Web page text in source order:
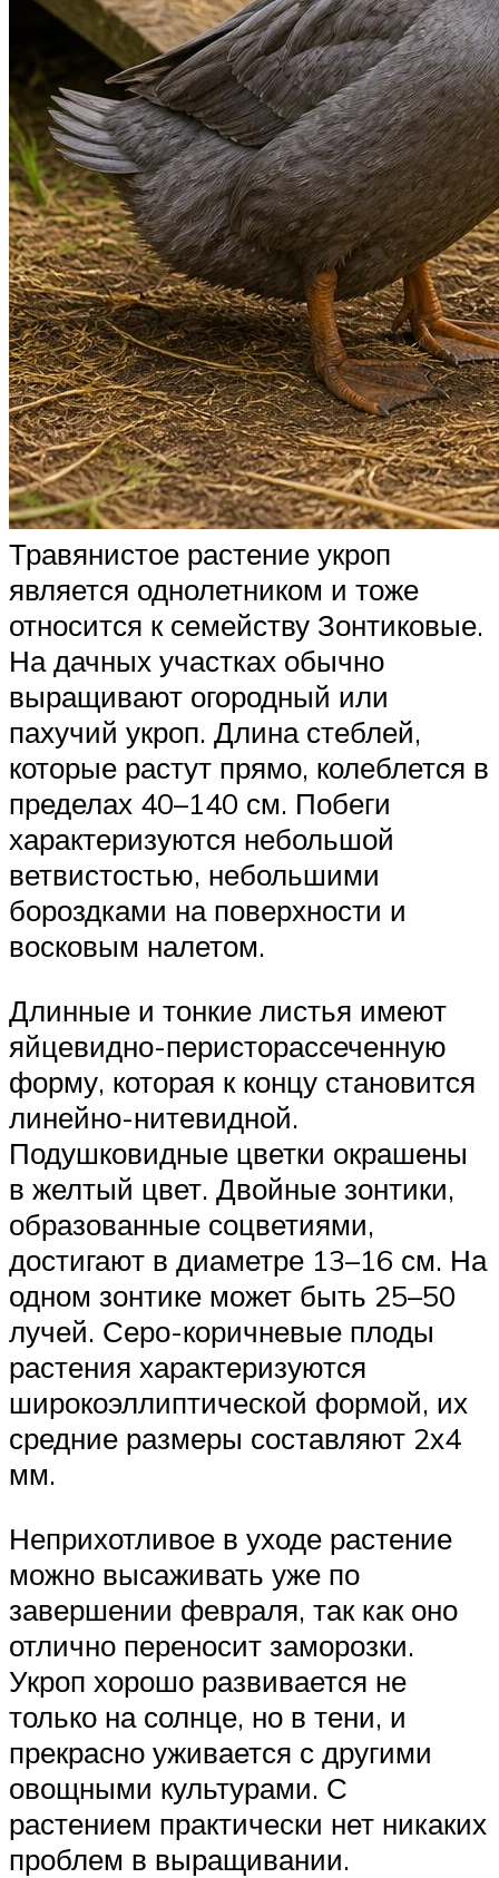
Травянистое растение укроп
является однолетником и тоже
относится к семейству Зонтиковые.
На дачных участках обычно
выращивают огородный или
пахучий укроп. Длина стеблей,
которые растут прямо, колеблется в
пределах 40–140 см. Побеги
характеризуются небольшой
ветвистостью, небольшими
бороздками на поверхности и
восковым налетом.
Длинные и тонкие листья имеют
яйцевидно-перисторассеченную
форму, которая к концу становится
линейно-нитевидной.
Подушковидные цветки окрашены
в желтый цвет. Двойные зонтики,
образованные соцветиями,
достигают в диаметре 13–16 см. На
одном зонтике может быть 25–50
лучей. Серо-коричневые плоды
растения характеризуются
широкоэллиптической формой, их
средние размеры составляют 2х4
мм.
Неприхотливое в уходе растение
можно высаживать уже по
завершении февраля, так как оно
отлично переносит заморозки.
Укроп хорошо развивается не
только на солнце, но в тени, и
прекрасно уживается с другими
овощными культурами. С
растением практически нет никаких
проблем в выращивании.